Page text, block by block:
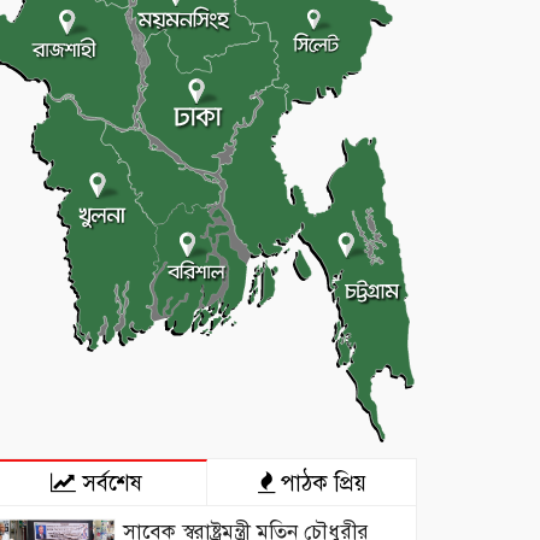
সর্বশেষ পাঠক প্রিয়
সাবেক স্বরাষ্ট্রমন্ত্রী মতিন চৌধুরীর